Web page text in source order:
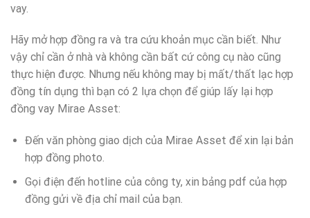
vay.
Hãy mở hợp đồng ra và tra cứu khoản mục cần biết. Như
vậy chỉ cần ở nhà và không cần bất cứ công cụ nào cũng
thực hiện được. Nhưng nếu không may bị mất/thất lạc hợp
đồng tín dụng thì bạn có 2 lựa chọn để giúp lấy lại hợp
đồng vay Mirae Asset:
Đến văn phòng giao dịch của Mirae Asset để xin lại bản
hợp đồng photo.
Gọi điện đến hotline của công ty, xin bảng pdf của hợp
đồng gửi về địa chỉ mail của bạn.